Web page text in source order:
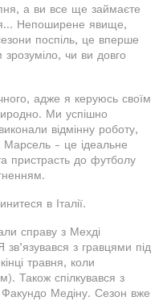
а ви все ще займаєте
Непоширене явище,
поспіль, це вперше
чи ви довго
адже я керуюсь своїм
Ми успішно
відмінну роботу,
Марсель - це ідеальне
пристрасть до футболу
в Італії.
справу з Мехді
з гравцями під
травня, коли
Також спілкувався з
Факундо Медіну. Сезон вже